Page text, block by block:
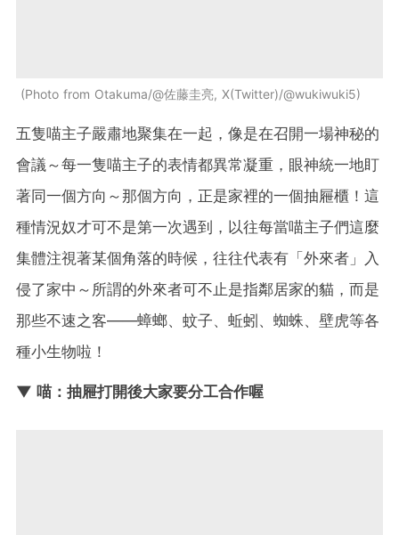
Photo from Otakuma/@佐藤圭亮, X(Twitter)/@wukiwuki5
五隻喵主子嚴肅地聚集在一起，像是在召開一場神秘的
會議～每一隻喵主子的表情都異常凝重，眼神統一地盯
著同一個方向～那個方向，正是家裡的一個抽屜櫃！這
種情況奴才可不是第一次遇到，以往每當喵主子們這麼
集體注視著某個角落的時候，往往代表有「外來者」入
侵了家中～所謂的外來者可不止是指鄰居家的貓，而是
那些不速之客——蟑螂、蚊子、蚯蚓、蜘蛛、壁虎等各
種小生物啦！
▼ 喵：抽屜打開後大家要分工合作喔